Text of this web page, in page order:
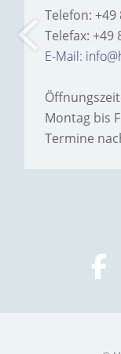
Telefon: +49
Telefax: +49
E-Mail:
Montag bis
Termine